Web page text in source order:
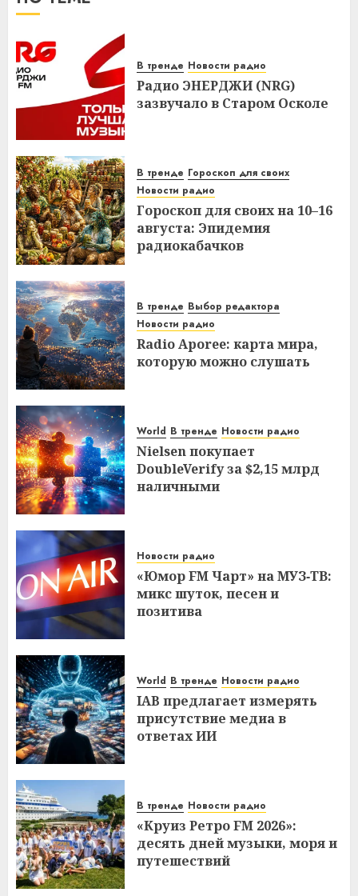
В тренде Новости радио
Радио ЭНЕРДЖИ (NRG)
зазвучало в Старом Осколе
В тренде Гороскоп для своих
Новости радио
Гороскоп для своих на 10–16
августа: Эпидемия
радиокабачков
В тренде Выбор редактора
Новости радио
Radio Aporee: карта мира,
которую можно слушать
World В тренде Новости радио
Nielsen покупает
DoubleVerify за $2,15 млрд
наличными
Новости радио
«Юмор FM Чарт» на МУЗ‑ТВ:
микс шуток, песен и
позитива
World В тренде Новости радио
IAB предлагает измерять
присутствие медиа в
ответах ИИ
В тренде Новости радио
«Круиз Ретро FM 2026»:
десять дней музыки, моря и
путешествий